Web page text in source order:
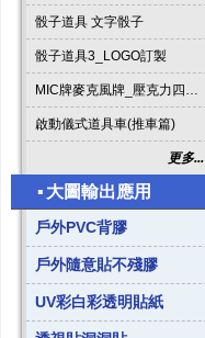
骰子道具 文字骰子
骰子道具3_LOGO訂製
MIC牌麥克風牌_壓克力四方形
啟動儀式道具車(推車篇)
更多...
▪ 大圖輸出應用
戶外PVC背膠
戶外隨意貼不殘膠
UV彩白彩透明貼紙